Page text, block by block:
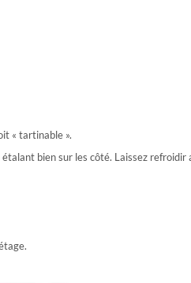
« tartinable ».
bien sur les côté. Laissez refroidir